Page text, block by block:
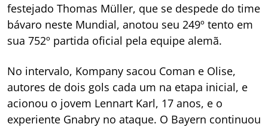
festejado Thomas Müller, que se despede do time
bávaro neste Mundial, anotou seu 249º tento em
sua 752º partida oficial pela equipe alemã.
No intervalo, Kompany sacou Coman e Olise,
autores de dois gols cada um na etapa inicial, e
acionou o jovem Lennart Karl, 17 anos, e o
experiente Gnabry no ataque. O Bayern continuou